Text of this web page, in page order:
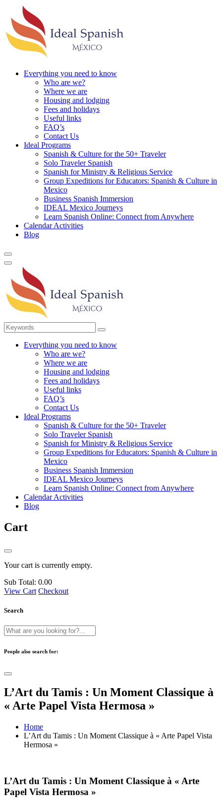
Everything you need to know
Who are we?
Where we are
Housing and lodging
Fees and holidays
Useful links
FAQ’s
Contact Us
Ideal Programs
Spanish & Culture for the 50+ Traveler
Solo Traveler Spanish
Spanish for Ministry & Religious Service
Group Expeditions for Educators: Spanish & Culture in
Mexico
Business Spanish Immersion
IDEAL Mexico Journeys
Learn Spanish Online: Connect from Anywhere
Calendar Activities
Blog
Everything you need to know
Who are we?
Where we are
Housing and lodging
Fees and holidays
Useful links
FAQ’s
Contact Us
Ideal Programs
Spanish & Culture for the 50+ Traveler
Solo Traveler Spanish
Spanish for Ministry & Religious Service
Group Expeditions for Educators: Spanish & Culture in
Mexico
Business Spanish Immersion
IDEAL Mexico Journeys
Learn Spanish Online: Connect from Anywhere
Calendar Activities
Blog
Cart
Your cart is currently empty.
Sub Total: 0.00
View Cart Checkout
Search
People also search for:
L’Art du Tamis : Un Moment Classique à
« Arte Papel Vista Hermosa »
Home
L’Art du Tamis : Un Moment Classique à « Arte Papel Vista
Hermosa »
L’Art du Tamis : Un Moment Classique à « Arte
Papel Vista Hermosa »